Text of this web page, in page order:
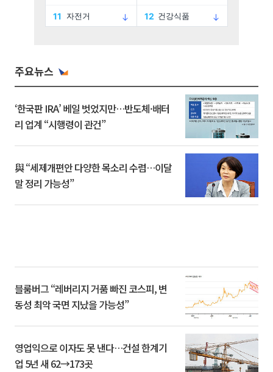
주요뉴스
‘한국판 IRA’ 베일 벗었지만…반도체·배터
리 업계 “시행령이 관건”
與 “세제개편안 다양한 목소리 수렴…이달
말 정리 가능성”
블룸버그 “레버리지 거품 빠진 코스피, 변
동성 최악 국면 지났을 가능성”
영업익으로 이자도 못 낸다…건설 한계기
업 5년 새 62→173곳